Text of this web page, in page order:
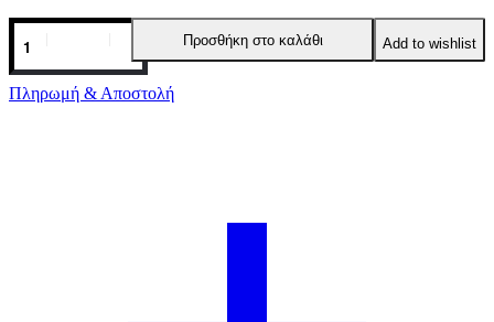
Long
dress
with
Hosta
print
Προσθήκη στο καλάθι Add to wishlist
Πληρωμή & Αποστολή